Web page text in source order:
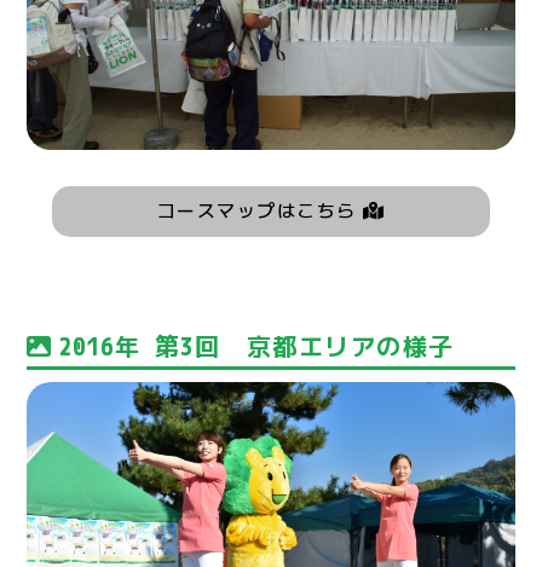
コースマップはこちら
2016年 第3回 京都エリアの様子